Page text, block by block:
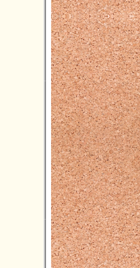
2023年12月(4)
2023年11月(11)
2023年10月(8)
2023年09月(3)
2023年08月(3)
2023年07月(5)
2023年06月(4)
2023年05月(4)
2023年04月(5)
2023年03月(3)
2023年02月(5)
2023年01月(4)
2022年12月(7)
2022年11月(7)
2022年10月(8)